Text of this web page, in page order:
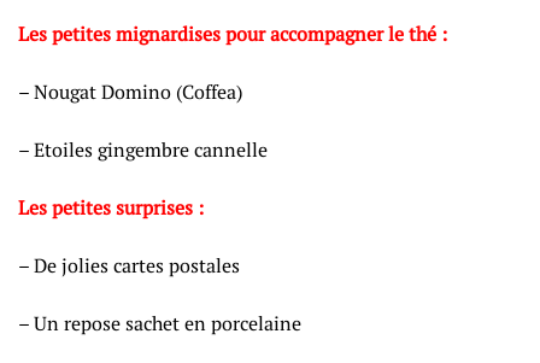
Les petites mignardises pour accompagner le thé :
– Nougat Domino (Coffea)
– Etoiles gingembre cannelle
Les petites surprises :
– De jolies cartes postales
– Un repose sachet en porcelaine